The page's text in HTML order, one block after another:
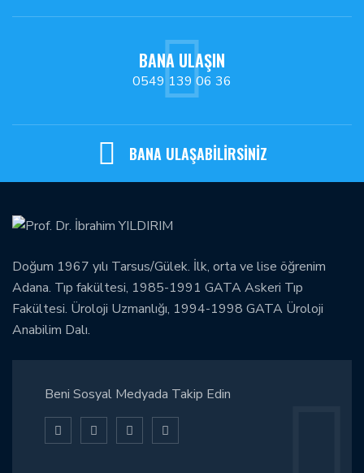
BANA ULAŞIN
0549 139 06 36
BANA ULAŞABİLİRSİNİZ
Doğum 1967 yılı Tarsus/Gülek. İlk, orta ve lise öğrenim
Adana. Tıp fakültesi, 1985-1991 GATA Askeri Tıp
Fakültesi. Üroloji Uzmanlığı, 1994-1998 GATA Üroloji
Anabilim Dalı.
Beni Sosyal Medyada Takip Edin